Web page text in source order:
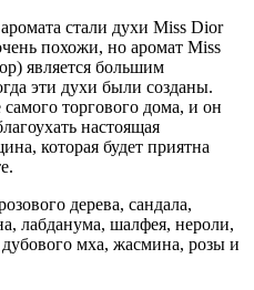
стали духи Miss Dior
похожи, но аромат Miss
является большим
эти духи были созданы.
торгового дома, и он
настоящая
которая будет приятна
дерева, сандала,
лабданума, шалфея, нероли,
мха, жасмина, розы и